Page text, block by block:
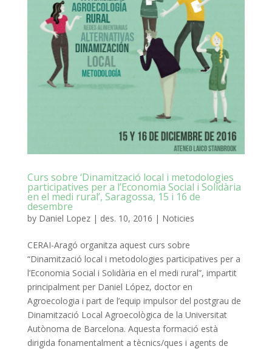
Curs sobre ‘Dinamització local i metodologies
participatives per a l’Economia Social i Solidària
en el medi rural’, Saragossa, 15 i 16 de
desembre
by Daniel Lopez| des. 10, 2016 | Noticies
CERAI-Aragó organitza aquest curs sobre
“Dinamització local i metodologies participatives per a
l’Economia Social i Solidària en el medi rural”, impartit
principalment per Daniel López, doctor en
Agroecologia i part de l’equip impulsor del postgrau de
Dinamització Local Agroecològica de la Universitat
Autònoma de Barcelona. Aquesta formació està
dirigida fonamentalment a tècnics/ques i agents de